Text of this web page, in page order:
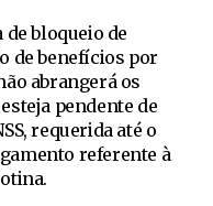
de bloqueio de
de benefícios por
abrangerá os
pendente de
requerida até o
referente à